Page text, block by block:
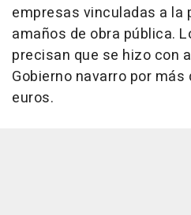
empresas vinculadas a la
amaños de obra pública.
precisan que se hizo con
Gobierno navarro por
euros.